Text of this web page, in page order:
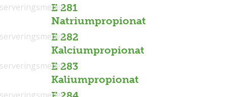
E 281
Natriumpropionat
E 282
Kalciumpropionat
E 283
Kaliumpropionat